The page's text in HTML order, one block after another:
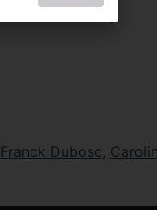
Franck Dubosc,